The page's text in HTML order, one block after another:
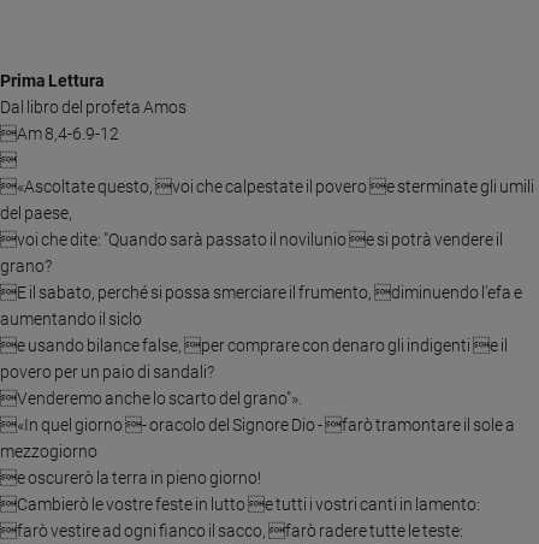
valori
Ambiente
e
Volontariato
Diritti
Aziende
di
Caso
della
settimana
Migranti
Diversità
e
inclusione
Costume
Prima Lettura
Dal libro del profeta Amos
Am 8,4-6.9-12

«Ascoltate questo, voi che calpestate il povero e sterminate gli umili
del paese,
voi che dite: "Quando sarà passato il novilunio e si potrà vendere il
grano?
E il sabato, perché si possa smerciare il frumento, diminuendo l'efa e
aumentando il siclo
e usando bilance false, per comprare con denaro gli indigenti e il
povero per un paio di sandali?
Venderemo anche lo scarto del grano"».
«In quel giorno - oracolo del Signore Dio - farò tramontare il sole a
mezzogiorno
e oscurerò la terra in pieno giorno!
Cambierò le vostre feste in lutto e tutti i vostri canti in lamento:
farò vestire ad ogni fianco il sacco, farò radere tutte le teste: